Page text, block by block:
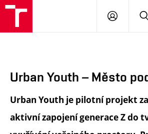
Urban Youth – Město
Urban Youth je pilotní projekt
aktivní zapojení generace Z do